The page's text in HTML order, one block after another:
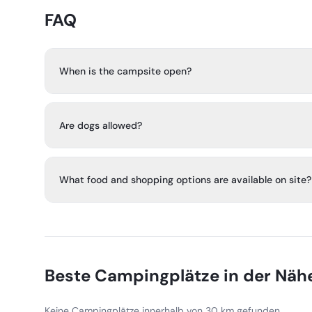
FAQ
When is the campsite open?
Are dogs allowed?
What food and shopping options are available on site?
kiosk with self-service machines. A small supermarket
Beste Campingplätze in der